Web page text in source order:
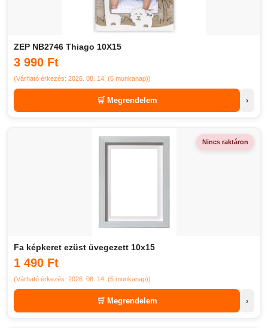
ZEP NB2746 Thiago 10X15
3 990 Ft
(Várható érkezés: 2026. 08. 14. (5 munkanap))
🛒 Megrendelem ›
Nincs raktáron
Fa képkeret ezüst üvegezett 10x15
1 490 Ft
(Várható érkezés: 2026. 08. 14. (5 munkanap))
🛒 Megrendelem ›